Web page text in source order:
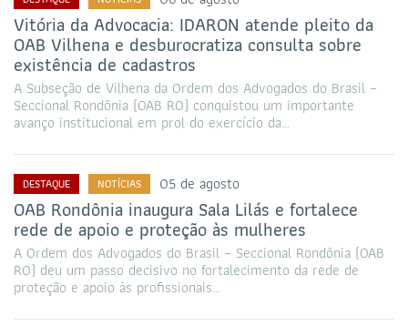
Vitória da Advocacia: IDARON atende pleito da
OAB Vilhena e desburocratiza consulta sobre
existência de cadastros
A Subseção de Vilhena da Ordem dos Advogados do Brasil –
Seccional Rondônia (OAB RO) conquistou um importante
avanço institucional em prol do exercício da…
DESTAQUE NOTÍCIAS 05 de agosto
OAB Rondônia inaugura Sala Lilás e fortalece
rede de apoio e proteção às mulheres
A Ordem dos Advogados do Brasil – Seccional Rondônia (OAB
RO) deu um passo decisivo no fortalecimento da rede de
proteção e apoio às profissionais…